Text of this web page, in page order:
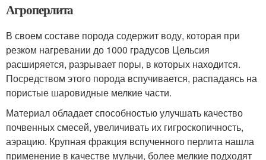
Агроперлита
В своем составе порода содержит воду, которая при
резком нагревании до 1000 градусов Цельсия
расширяется, разрывает поры, в которых находится.
Посредством этого порода вспучивается, распадаясь на
пористые шаровидные мелкие части.
Материал обладает способностью улучшать качество
почвенных смесей, увеличивать их гигроскопичность,
аэрацию. Крупная фракция вспученного перлита нашла
применение в качестве мульчи, более мелкие подходят